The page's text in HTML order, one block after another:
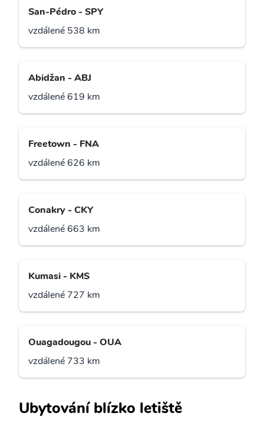
San-Pédro - SPY
vzdálené 538 km
Abidžan - ABJ
vzdálené 619 km
Freetown - FNA
vzdálené 626 km
Conakry - CKY
vzdálené 663 km
Kumasi - KMS
vzdálené 727 km
Ouagadougou - OUA
vzdálené 733 km
Ubytování blízko letiště